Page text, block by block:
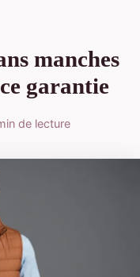
manches
garantie
de lecture